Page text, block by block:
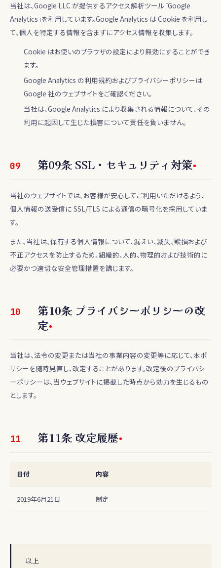
当社は、Google LLC が提供するアクセス解析ツール「Google
Analytics」を利用しています。Google Analytics は Cookie を利用し
て、個人を特定する情報を含まずにアクセス情報を収集します。
Cookie はお使いのブラウザの設定により無効にすることができ
ます。
Google Analytics の利用規約およびプライバシーポリシーは
Google 社のウェブサイトをご確認ください。
当社は、Google Analytics により収集される情報について、その
利用に起因して生じた損害について責任を負いません。
09 第09条 SSL・セキュリティ対策
当社のウェブサイトでは、お客様が安心してご利用いただけるよう、
個人情報の送受信に SSL/TLS による通信の暗号化を採用していま
す。
また、当社は、保有する個人情報について、漏えい、滅失、毀損および
不正アクセスを防止するため、組織的、人的、物理的および技術的に
必要かつ適切な安全管理措置を講じます。
10 第10条 プライバシーポリシーの改
定
当社は、法令の変更または当社の事業内容の変更等に応じて、本ポ
リシーを随時見直し、改定することがあります。改定後のプライバシ
ーポリシーは、当ウェブサイトに掲載した時点から効力を生じるもの
とします。
11 第11条 改定履歴
日付 内容
2019年6月21日 制定
以上